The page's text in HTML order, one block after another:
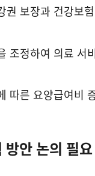
보장과 건강보
조정하여 의료 서
따른 요양급여비
방안 논의 필요